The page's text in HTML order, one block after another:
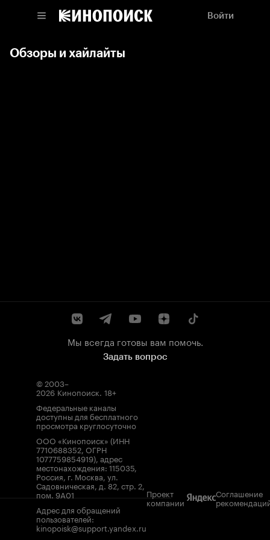
Войти
Обзоры и хайлайты
Мы всегда готовы вам помочь.
Задать вопрос
© 2003–
2026 Кинопоиск. 18+
Федеральные каналы
доступны для бесплатного
просмотра круглосуточно
ООО «Кинопоиск» (ИНН
7710688352, ОГРН
1077759854919), адрес
местонахождения: 115035,
Россия, г. Москва, ул.
Садовническая, д. 82, стр. 2,
пом. 9А01
Адрес для обращений
пользователей:
kinopoisk@support.yandex.ru
Проект
компании
Соглашение